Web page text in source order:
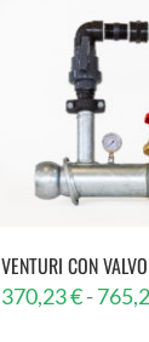
VENTURI CON
370,23€-